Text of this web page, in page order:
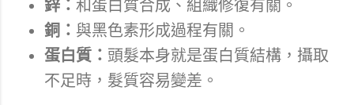
鋅： 和蛋白質合成、組織修復有關。
銅： 與黑色素形成過程有關。
蛋白質： 頭髮本身就是蛋白質結構，攝取
不足時，髮質容易變差。